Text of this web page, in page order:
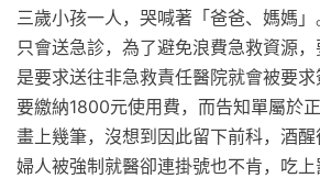
三歲小孩一人，哭喊著「爸爸、媽媽
只會送急診，為了避免浪費急救資源
是要求送往非急救責任醫院就會被要
要繳納1800元使用費，而告知單屬於
畫上幾筆，沒想到因此留下前科，酒醒
婦人被強制就醫卻連掛號也不肯，吃